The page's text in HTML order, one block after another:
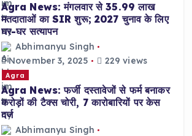
Agra News: मंगलवार से 35.99 लाख
मतदाताओं का SIR शुरू; 2027 चुनाव के लिए
घर-घर सत्यापन
Abhimanyu Singh
November 3, 2025
229 views
Agra
Agra News: फर्जी दस्तावेजों से फर्म बनाकर
करोड़ों की टैक्स चोरी, 7 कारोबारियों पर केस
दर्ज
Abhimanyu Singh